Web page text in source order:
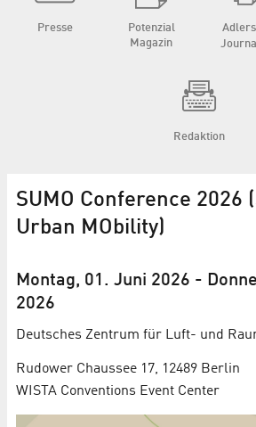
Presse
Potenzial
Magazin
Redaktion
SUMO Conference 2026
Urban MObility)
Montag, 01. Juni 2026 -
2026
Deutsches Zentrum für Luft- und
Rudower Chaussee 17, 12489 Berlin
WISTA Conventions Event Center